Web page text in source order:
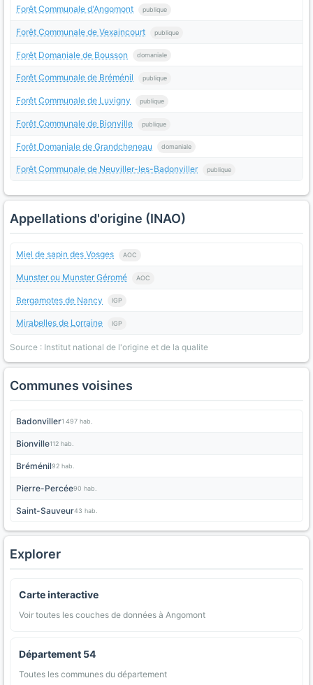
Forêt Communale d'Angomont publique
Forêt Communale de Vexaincourt publique
Forêt Domaniale de Bousson domaniale
Forêt Communale de Bréménil publique
Forêt Communale de Luvigny publique
Forêt Communale de Bionville publique
Forêt Domaniale de Grandcheneau domaniale
Forêt Communale de Neuviller-les-Badonviller publique
Appellations d'origine (INAO)
Miel de sapin des Vosges AOC
Munster ou Munster Géromé AOC
Bergamotes de Nancy IGP
Mirabelles de Lorraine IGP
Source : Institut national de l'origine et de la qualite
Communes voisines
Badonviller1 497 hab.
Bionville112 hab.
Bréménil92 hab.
Pierre-Percée90 hab.
Saint-Sauveur43 hab.
Explorer
Carte interactive
Voir toutes les couches de données à Angomont
Département 54
Toutes les communes du département